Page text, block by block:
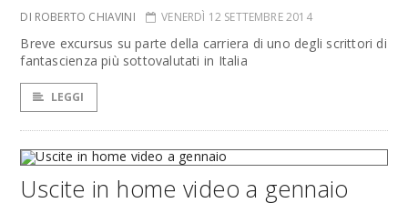
DI ROBERTO CHIAVINI VENERDÌ 12 SETTEMBRE 2014
Breve excursus su parte della carriera di uno degli scrittori di
fantascienza più sottovalutati in Italia
LEGGI
Uscite in home video a gennaio